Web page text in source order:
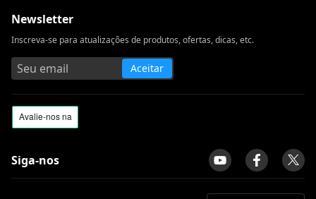
Newsletter
Inscreva-se para atualizações de produtos, ofertas, dicas, etc.
Aceitar
Siga-nos